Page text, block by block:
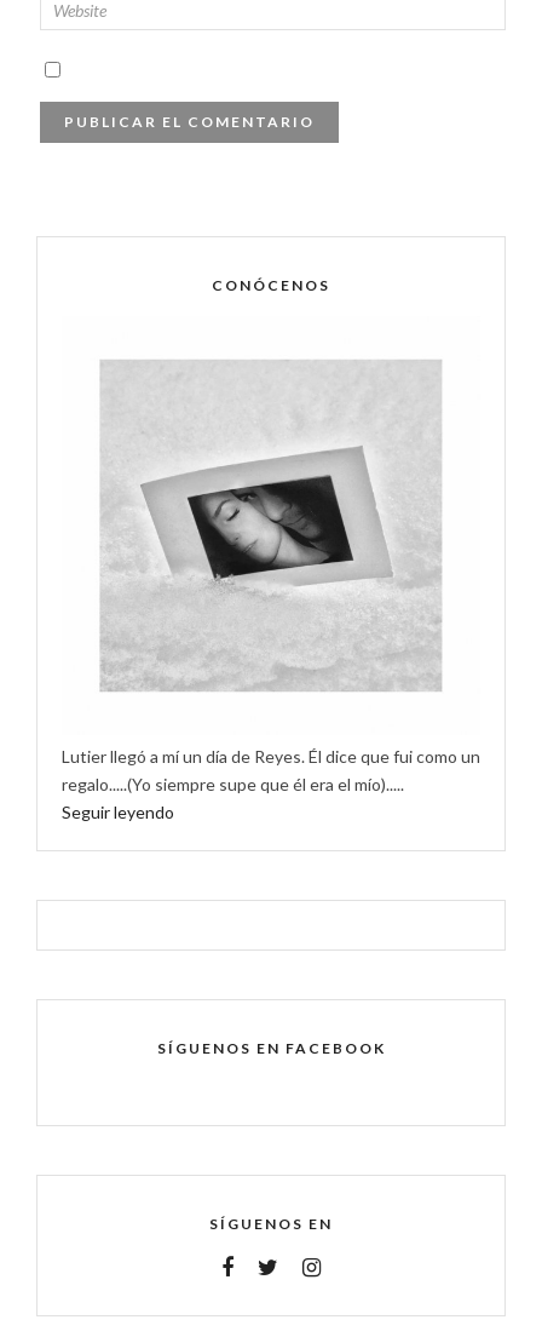
CONÓCENOS
Lutier llegó a mí un día de Reyes. Él dice que fui como un
regalo.....(Yo siempre supe que él era el mío).....
Seguir leyendo
SÍGUENOS EN FACEBOOK
SÍGUENOS EN